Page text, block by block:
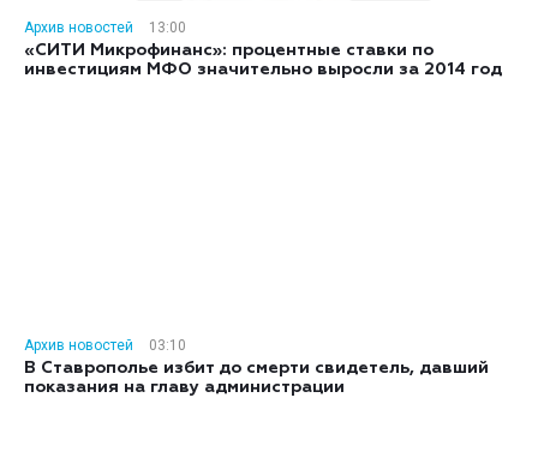
Архив новостей
13:00
«СИТИ Микрофинанс»: процентные ставки по
инвестициям МФО значительно выросли за 2014 год
Архив новостей
03:10
В Ставрополье избит до смерти свидетель, давший
показания на главу администрации